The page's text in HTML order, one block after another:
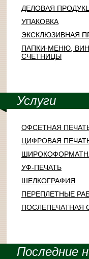
ДЕЛОВАЯ
УПАКОВКА
ЭКСКЛЮЗИВНАЯ
ПАПКИ-МЕНЮ,
СЧЕТНИЦЫ
Услуги
ОФСЕТНАЯ
ЦИФРОВАЯ
УФ-ПЕЧАТЬ
ШЕЛКОГРАФИЯ
ПЕРЕПЛЕТНЫЕ
ПОСЛЕПЕЧАТНАЯ
Последние